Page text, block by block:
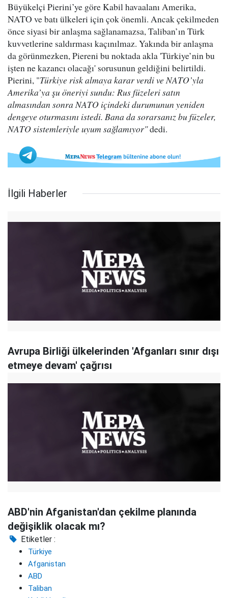
Büyükelçi Pierini’ye göre Kabil havaalanı Amerika,
NATO ve batı ülkeleri için çok önemli. Ancak çekilmeden
önce siyasi bir anlaşma sağlanamazsa, Taliban’ın Türk
kuvvetlerine saldırması kaçınılmaz. Yakında bir anlaşma
da görünmezken, Piereni bu noktada akla 'Türkiye’nin bu
işten ne kazancı olacağı' sorusunun geldiğini belirtildi.
Pierini, "Türkiye risk almaya karar verdi ve NATO’yla
Amerika’ya şu öneriyi sundu: Rus füzeleri satın
almasından sonra NATO içindeki durumunun yeniden
dengeye oturmasını istedi. Bana da sorarsanız bu füzeler,
NATO sistemleriyle uyum sağlamıyor"dedi.
İlgili Haberler
Avrupa Birliği ülkelerinden 'Afganları sınır dışı
etmeye devam' çağrısı
ABD'nin Afganistan'dan çekilme planında
değişiklik olacak mı?
Etiketler :
Türkiye
Afganistan
ABD
Taliban